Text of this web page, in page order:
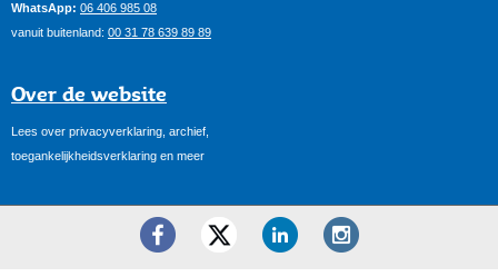
WhatsApp: 06 406 985 08
vanuit buitenland: 00 31 78 639 89 89
Over de website
Lees over privacyverklaring, archief,
toegankelijkheidsverklaring en meer